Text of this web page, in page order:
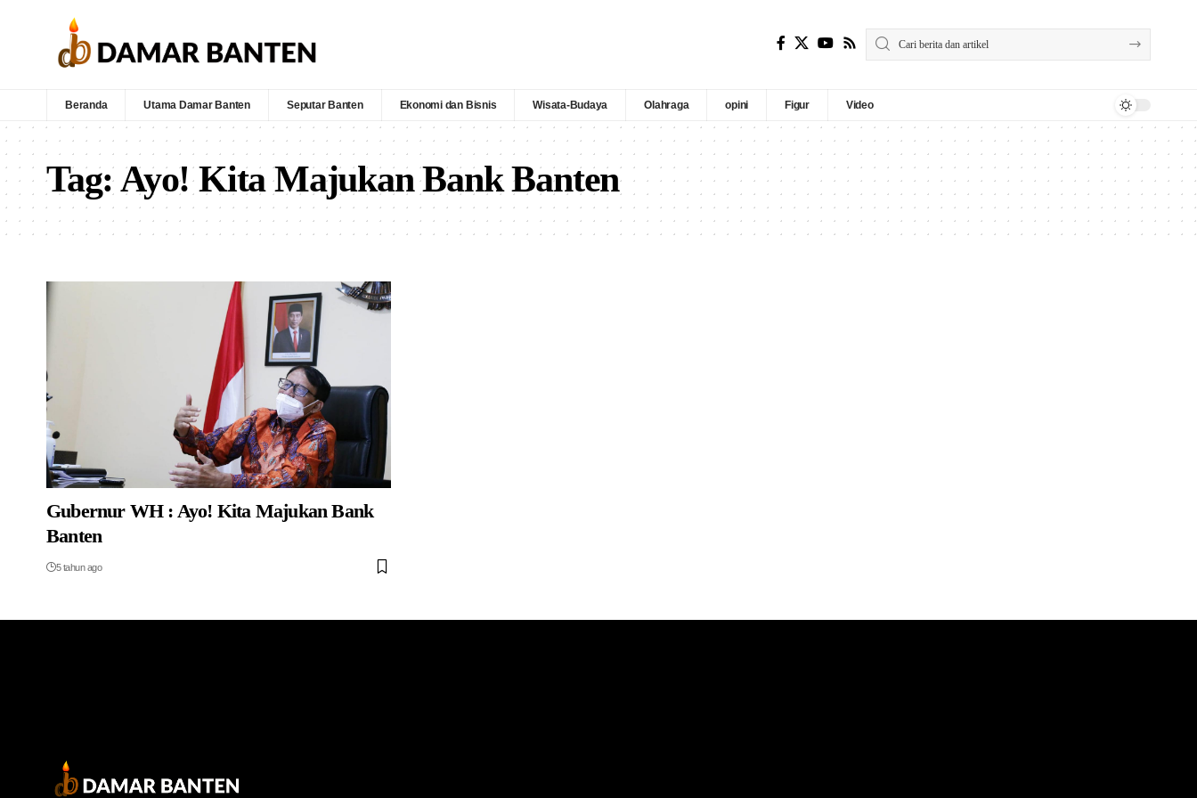
Beranda Utama Damar Banten Seputar Banten Ekonomi dan Bisnis Wisata-Budaya Olahraga opini Figur Video
Tag:Ayo! Kita Majukan Bank Banten
Gubernur WH : Ayo! Kita Majukan Bank
Banten
5 tahun ago